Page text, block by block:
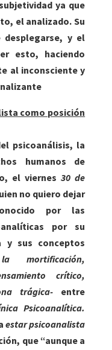
ya que
el analizado. Su
desplegarse, y el
esto, haciendo
al inconsciente y
como posición
psicoanálisis, la
humanos de
el viernes30 de
no quiero dejar
por las
por su
y sus conceptos
mortificación,
crítico,
trágica- entre
Psicoanalítica.
estar psicoanalista
que “aunque a